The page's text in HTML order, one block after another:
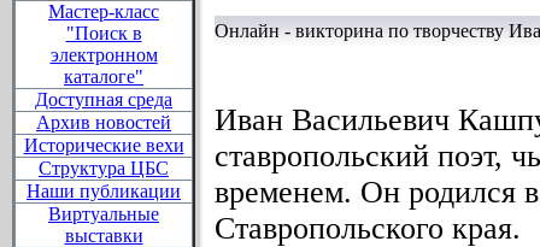
Мастер-класс
"Поиск в
электронном
каталоге"
Доступная среда
Архив новостей
Исторические вехи
Структура ЦБС
Наши публикации
Виртуальные
выставки
Онлайн - викторина по творчеству
Иван Васильевич
ставропольский поэт,
временем. Он родился
Ставропольского края.